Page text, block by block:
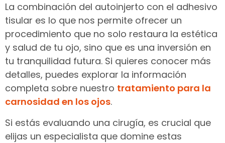
La combinación del autoinjerto con el adhesivo
tisular es lo que nos permite ofrecer un
procedimiento que no solo restaura la estética
y salud de tu ojo, sino que es una inversión en
tu tranquilidad futura. Si quieres conocer más
detalles, puedes explorar la información
completa sobre nuestro tratamiento para la
carnosidad en los ojos.
Si estás evaluando una cirugía, es crucial que
elijas un especialista que domine estas